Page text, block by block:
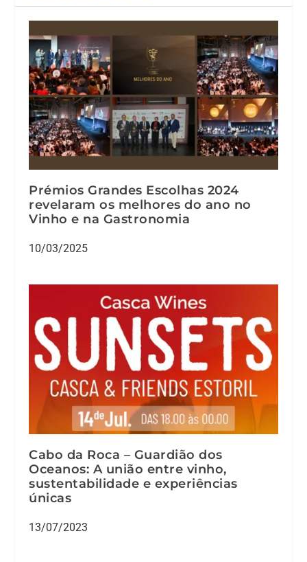
Prémios Grandes Escolhas 2024
revelaram os melhores do ano no
Vinho e na Gastronomia
10/03/2025
Cabo da Roca – Guardião dos
Oceanos: A união entre vinho,
sustentabilidade e experiências
únicas
13/07/2023